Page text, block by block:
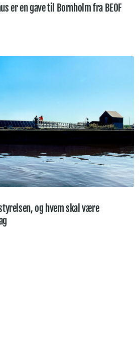
er en gave til Bornholm fra BEOF
og hvem skal være